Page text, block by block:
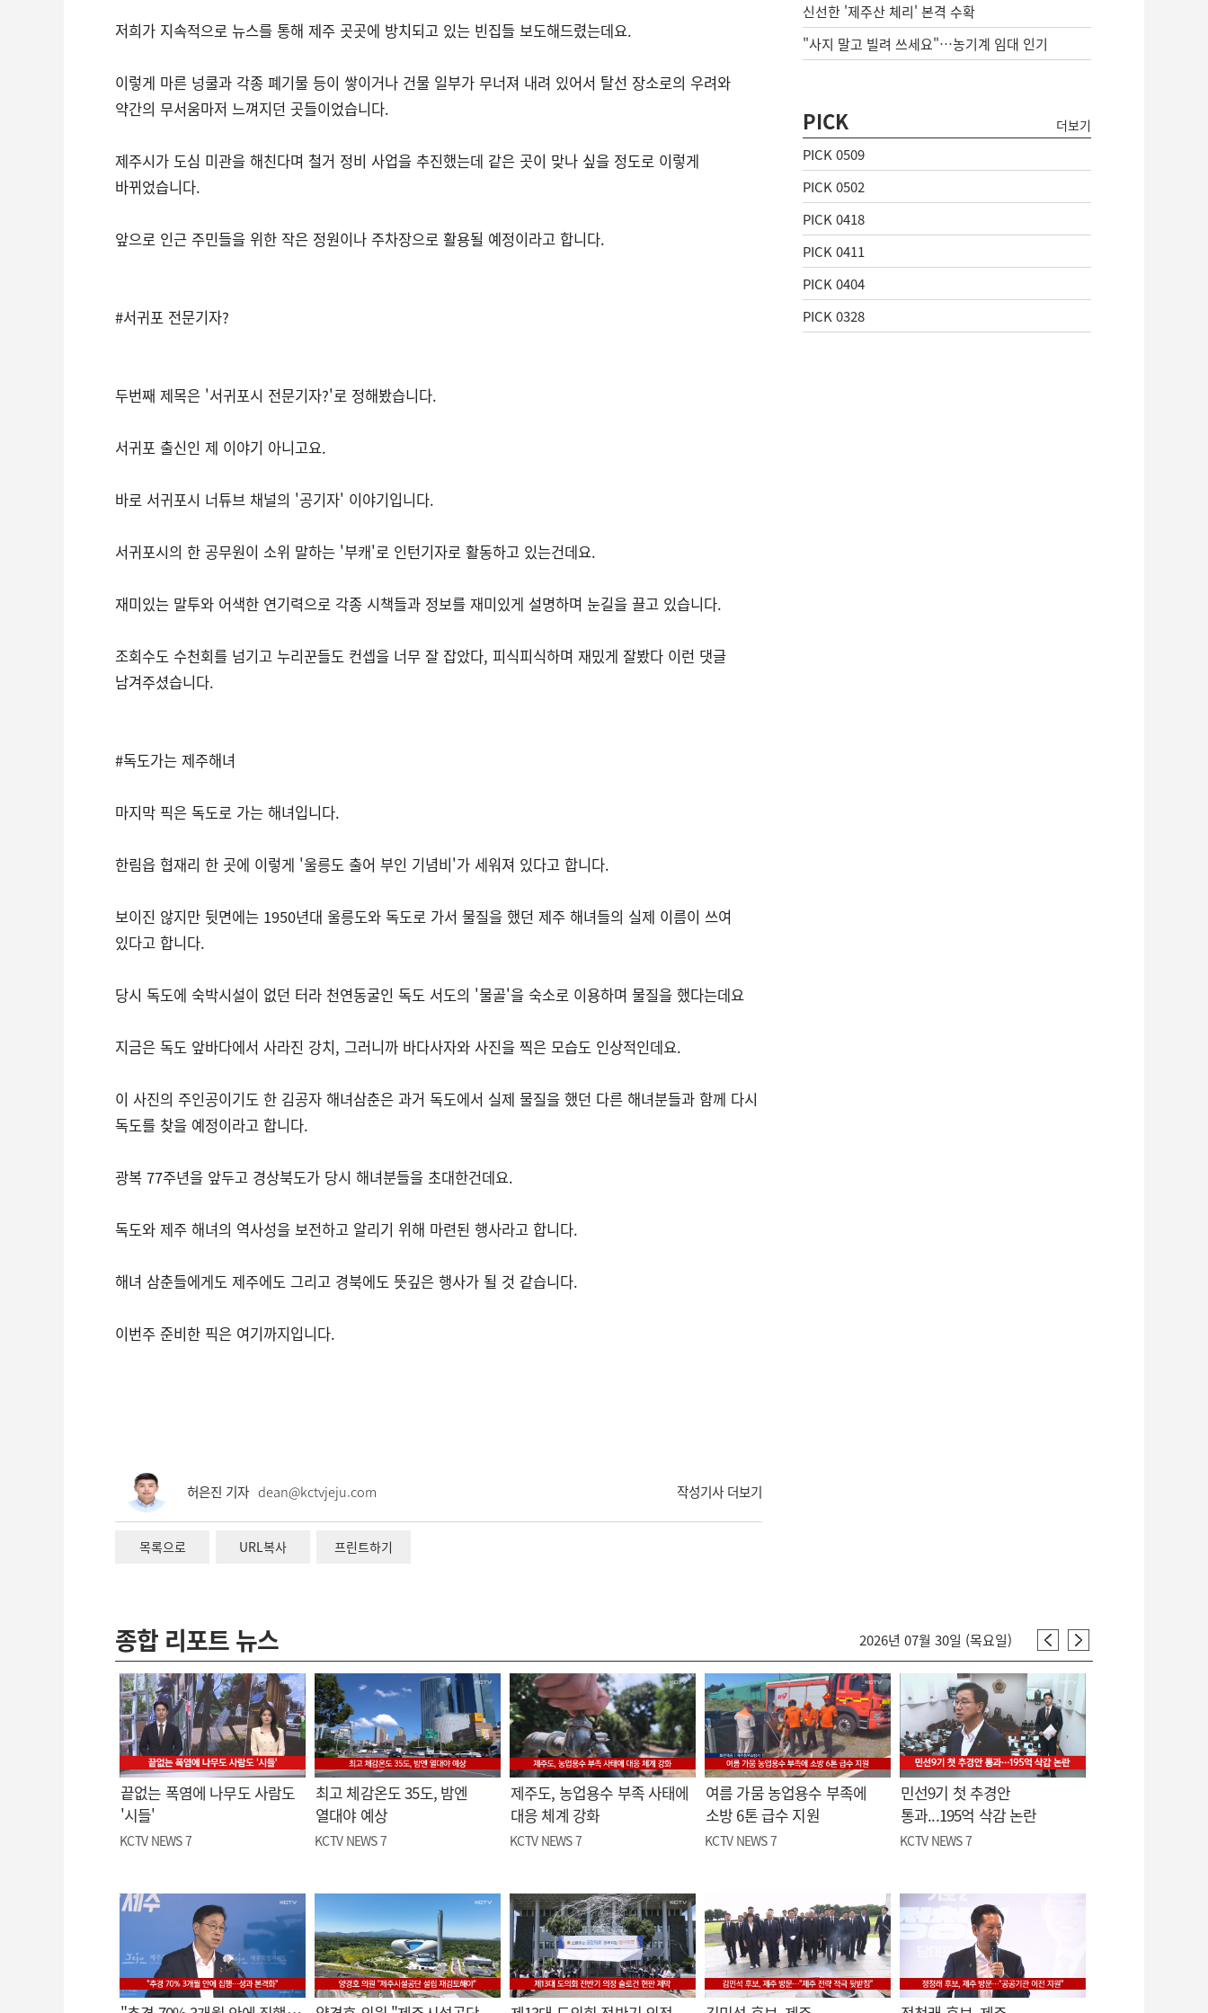
저희가 지속적으로 뉴스를 통해 제주 곳곳에 방치되고 있는 빈집들 보도해드렸는데요.
이렇게 마른 넝쿨과 각종 폐기물 등이 쌓이거나 건물 일부가 무너져 내려 있어서 탈선 장소로의 우려와
약간의 무서움마저 느껴지던 곳들이었습니다.
제주시가 도심 미관을 해친다며 철거 정비 사업을 추진했는데 같은 곳이 맞나 싶을 정도로 이렇게
바뀌었습니다.
앞으로 인근 주민들을 위한 작은 정원이나 주차장으로 활용될 예정이라고 합니다.
#서귀포 전문기자?
두번째 제목은 '서귀포시 전문기자?'로 정해봤습니다.
서귀포 출신인 제 이야기 아니고요.
바로 서귀포시 너튜브 채널의 '공기자' 이야기입니다.
서귀포시의 한 공무원이 소위 말하는 '부캐'로 인턴기자로 활동하고 있는건데요.
재미있는 말투와 어색한 연기력으로 각종 시책들과 정보를 재미있게 설명하며 눈길을 끌고 있습니다.
조회수도 수천회를 넘기고 누리꾼들도 컨셉을 너무 잘 잡았다, 피식피식하며 재밌게 잘봤다 이런 댓글
남겨주셨습니다.
#독도가는 제주해녀
마지막 픽은 독도로 가는 해녀입니다.
한림읍 협재리 한 곳에 이렇게 '울릉도 출어 부인 기념비'가 세워져 있다고 합니다.
보이진 않지만 뒷면에는 1950년대 울릉도와 독도로 가서 물질을 했던 제주 해녀들의 실제 이름이 쓰여
있다고 합니다.
당시 독도에 숙박시설이 없던 터라 천연동굴인 독도 서도의 '물골'을 숙소로 이용하며 물질을 했다는데요
지금은 독도 앞바다에서 사라진 강치, 그러니까 바다사자와 사진을 찍은 모습도 인상적인데요.
이 사진의 주인공이기도 한 김공자 해녀삼춘은 과거 독도에서 실제 물질을 했던 다른 해녀분들과 함께 다시
독도를 찾을 예정이라고 합니다.
광복 77주년을 앞두고 경상북도가 당시 해녀분들을 초대한건데요.
독도와 제주 해녀의 역사성을 보전하고 알리기 위해 마련된 행사라고 합니다.
해녀 삼춘들에게도 제주에도 그리고 경북에도 뜻깊은 행사가 될 것 같습니다.
이번주 준비한 픽은 여기까지입니다.
허은진 기자 dean@kctvjeju.com 작성기사 더보기
목록으로 URL복사 프린트하기
신선한 '제주산 체리' 본격 수확
"사지 말고 빌려 쓰세요"…농기계 임대 인기
PICK 더보기
PICK 0509
PICK 0502
PICK 0418
PICK 0411
PICK 0404
PICK 0328
종합 리포트 뉴스 2026년 07월 30일 (목요일)
끝없는 폭염에 나무도 사람도
'시들'
KCTV NEWS 7
최고 체감온도 35도, 밤엔
열대야 예상
KCTV NEWS 7
제주도, 농업용수 부족 사태에
대응 체계 강화
KCTV NEWS 7
여름 가뭄 농업용수 부족에
소방 6톤 급수 지원
KCTV NEWS 7
민선9기 첫 추경안
통과...195억 삭감 논란
KCTV NEWS 7